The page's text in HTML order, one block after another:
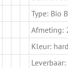
Type: Bio
Afmeting:
Kleur:
Leverbaar: